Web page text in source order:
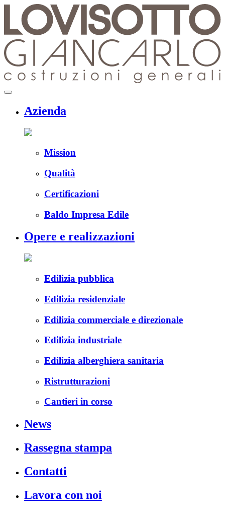
content
menu
Azienda
Mission
Qualità
Certificazioni
Baldo Impresa Edile
Opere e realizzazioni
Edilizia pubblica
Edilizia residenziale
Edilizia commerciale e direzionale
Edilizia industriale
Edilizia alberghiera sanitaria
Ristrutturazioni
Cantieri in corso
News
Rassegna stampa
Contatti
Lavora con noi